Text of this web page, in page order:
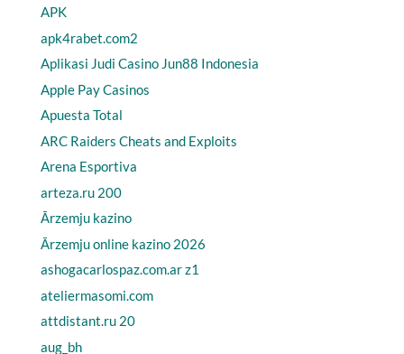
APK
apk4rabet.com2
Aplikasi Judi Casino Jun88 Indonesia
Apple Pay Casinos
Apuesta Total
ARC Raiders Cheats and Exploits
Arena Esportiva
arteza.ru 200
Ārzemju kazino
Ārzemju online kazino 2026
ashogacarlospaz.com.ar z1
ateliermasomi.com
attdistant.ru 20
aug_bh